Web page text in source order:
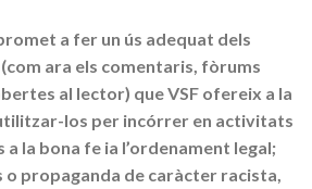
a fer un ús adequat dels
ara els comentaris, fòrums
al lector) que VSF ofereix a la
los per incórrer en activitats
la bona fe ia l’ordenament legal;
propaganda de caràcter racista,